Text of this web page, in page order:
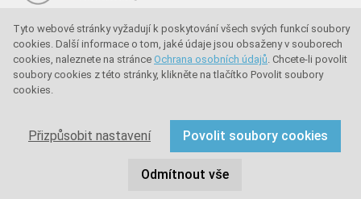
Tyto webové stránky vyžadují k poskytování všech svých funkcí soubory
cookies. Další informace o tom, jaké údaje jsou obsaženy v souborech
cookies, naleznete na stránce Ochrana osobních údajů. Chcete-li povolit
soubory cookies z této stránky, klikněte na tlačítko Povolit soubory
cookies.
Přizpůsobit nastavení Povolit soubory cookies
Odmítnout vše
Značka kvality - ochrana kupujícího - ochrana
spotřebitele